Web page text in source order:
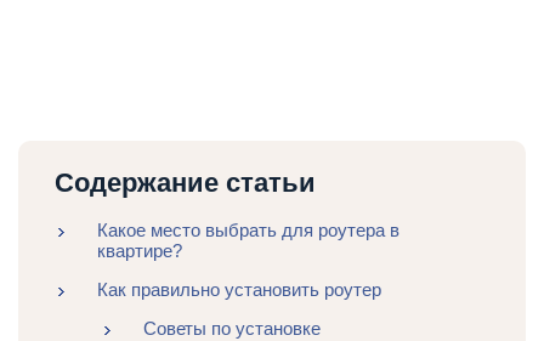
Содержание статьи
Какое место выбрать для роутера в
квартире?
Как правильно установить роутер
Советы по установке